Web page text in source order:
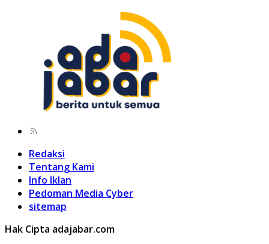
Redaksi
Tentang Kami
Info Iklan
Pedoman Media Cyber
sitemap
Hak Cipta adajabar.com